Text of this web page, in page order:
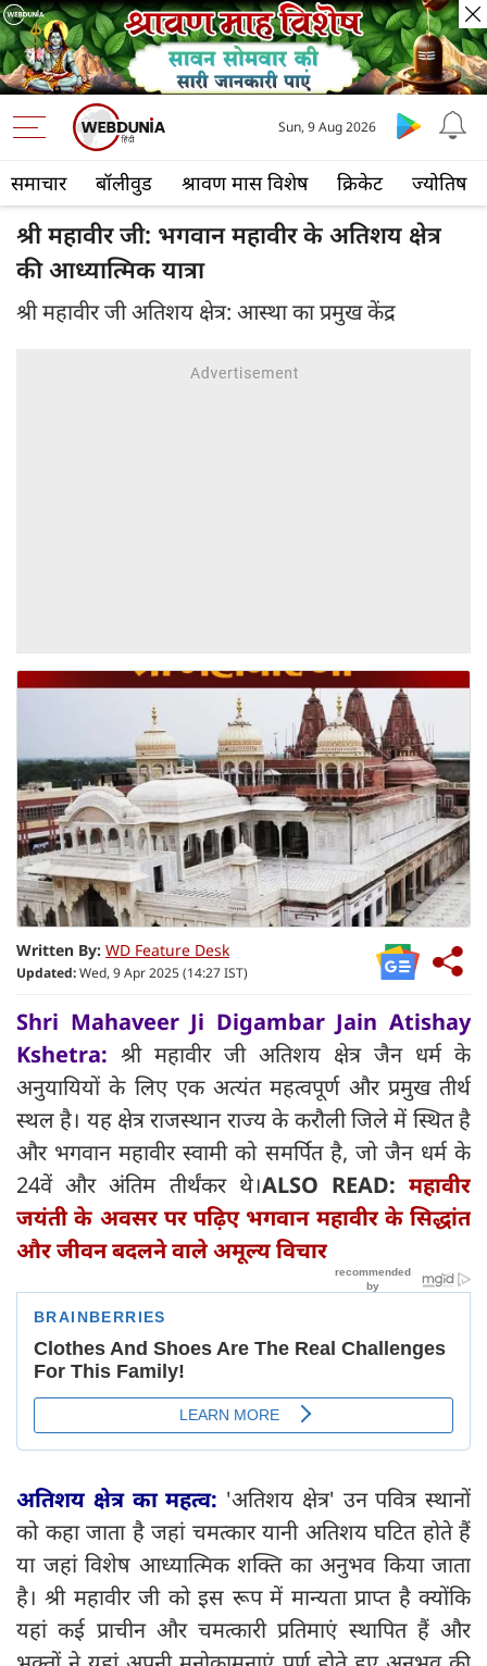
समाचार बॉलीवुड श्रावण मास विशेष क्रिकेट ज्योतिष
Sun, 9 Aug 2026
श्री महावीर जी: भगवान महावीर के अतिशय क्षेत्र
की आध्यात्मिक यात्रा
श्री महावीर जी अतिशय क्षेत्र: आस्था का प्रमुख केंद्र
Written By: WD Feature Desk
Updated:Wed, 9 Apr 2025 (14:27 IST)
Shri Mahaveer Ji Digambar Jain Atishay
Kshetra: श्री महावीर जी अतिशय क्षेत्र जैन धर्म के
अनुयायियों के लिए एक अत्यंत महत्वपूर्ण और प्रमुख तीर्थ
स्थल है। यह क्षेत्र राजस्थान राज्य के करौली जिले में स्थित है
और भगवान महावीर स्वामी को समर्पित है, जो जैन धर्म के
24वें और अंतिम तीर्थंकर थे।ALSO READ:महावीर
जयंती के अवसर पर पढ़िए भगवान महावीर के सिद्धांत
और जीवन बदलने वाले अमूल्य विचार
अतिशय क्षेत्र का महत्व: 'अतिशय क्षेत्र' उन पवित्र स्थानों
को कहा जाता है जहां चमत्कार यानी अतिशय घटित होते हैं
या जहां विशेष आध्यात्मिक शक्ति का अनुभव किया जाता
है। श्री महावीर जी को इस रूप में मान्यता प्राप्त है क्योंकि
यहां कई प्राचीन और चमत्कारी प्रतिमाएं स्थापित हैं और